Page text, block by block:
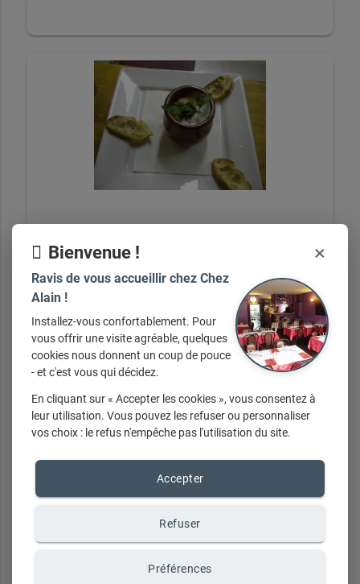
Pour Commencer
+ d'infos sur demande
Bienvenue ! ×
Ravis de vous accueillir chez Chez
Alain !
Installez-vous confortablement. Pour
vous offrir une visite agréable, quelques
cookies nous donnent un coup de pouce
- et c'est vous qui décidez.
En cliquant sur « Accepter les cookies », vous consentez à
leur utilisation. Vous pouvez les refuser ou personnaliser
vos choix : le refus n'empêche pas l'utilisation du site.
Accepter
Refuser
Préférences